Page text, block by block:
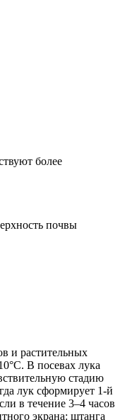
более
почвы
и растительных
В посевах лука
стадию
лук сформирует 1-й
в течение 3–4 часов
экрана: штанга